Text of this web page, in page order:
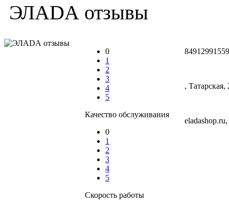
ЭЛАDА отзывы
0
1
2
3
4
5
Качество обслуживания
0
1
2
3
4
5
Скорость работы
, Татарская,